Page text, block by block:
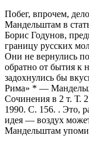
Побег, впрочем,
Мандельштам в
Борис Годунов,
границу русских
Они не вернулись
обратно от бытия
задохнулись бы
Рима» * —
Сочинения в 2 т. Т.
1990. С. 156. . Это,
идея — воздух
Мандельштам